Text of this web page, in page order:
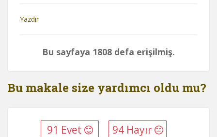
Yazdır
Bu sayfaya 1808 defa erişilmiş.
Bu makale size yardımcı oldu mu?
91 Evet 94 Hayır